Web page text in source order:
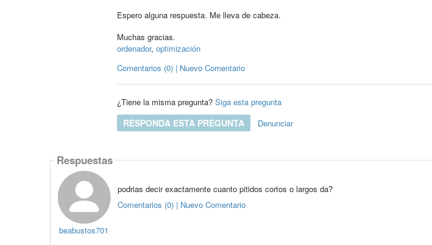
Espero alguna respuesta. Me lleva de cabeza.
Muchas gracias.
ordenador, optimización
Comentarios (0) | Nuevo Comentario
¿Tiene la misma pregunta? Siga esta pregunta
RESPONDA ESTA PREGUNTA Denunciar
Respuestas
beabustos701
podrias decir exactamente cuanto pitidos cortos o largos da?
Comentarios (0) | Nuevo Comentario